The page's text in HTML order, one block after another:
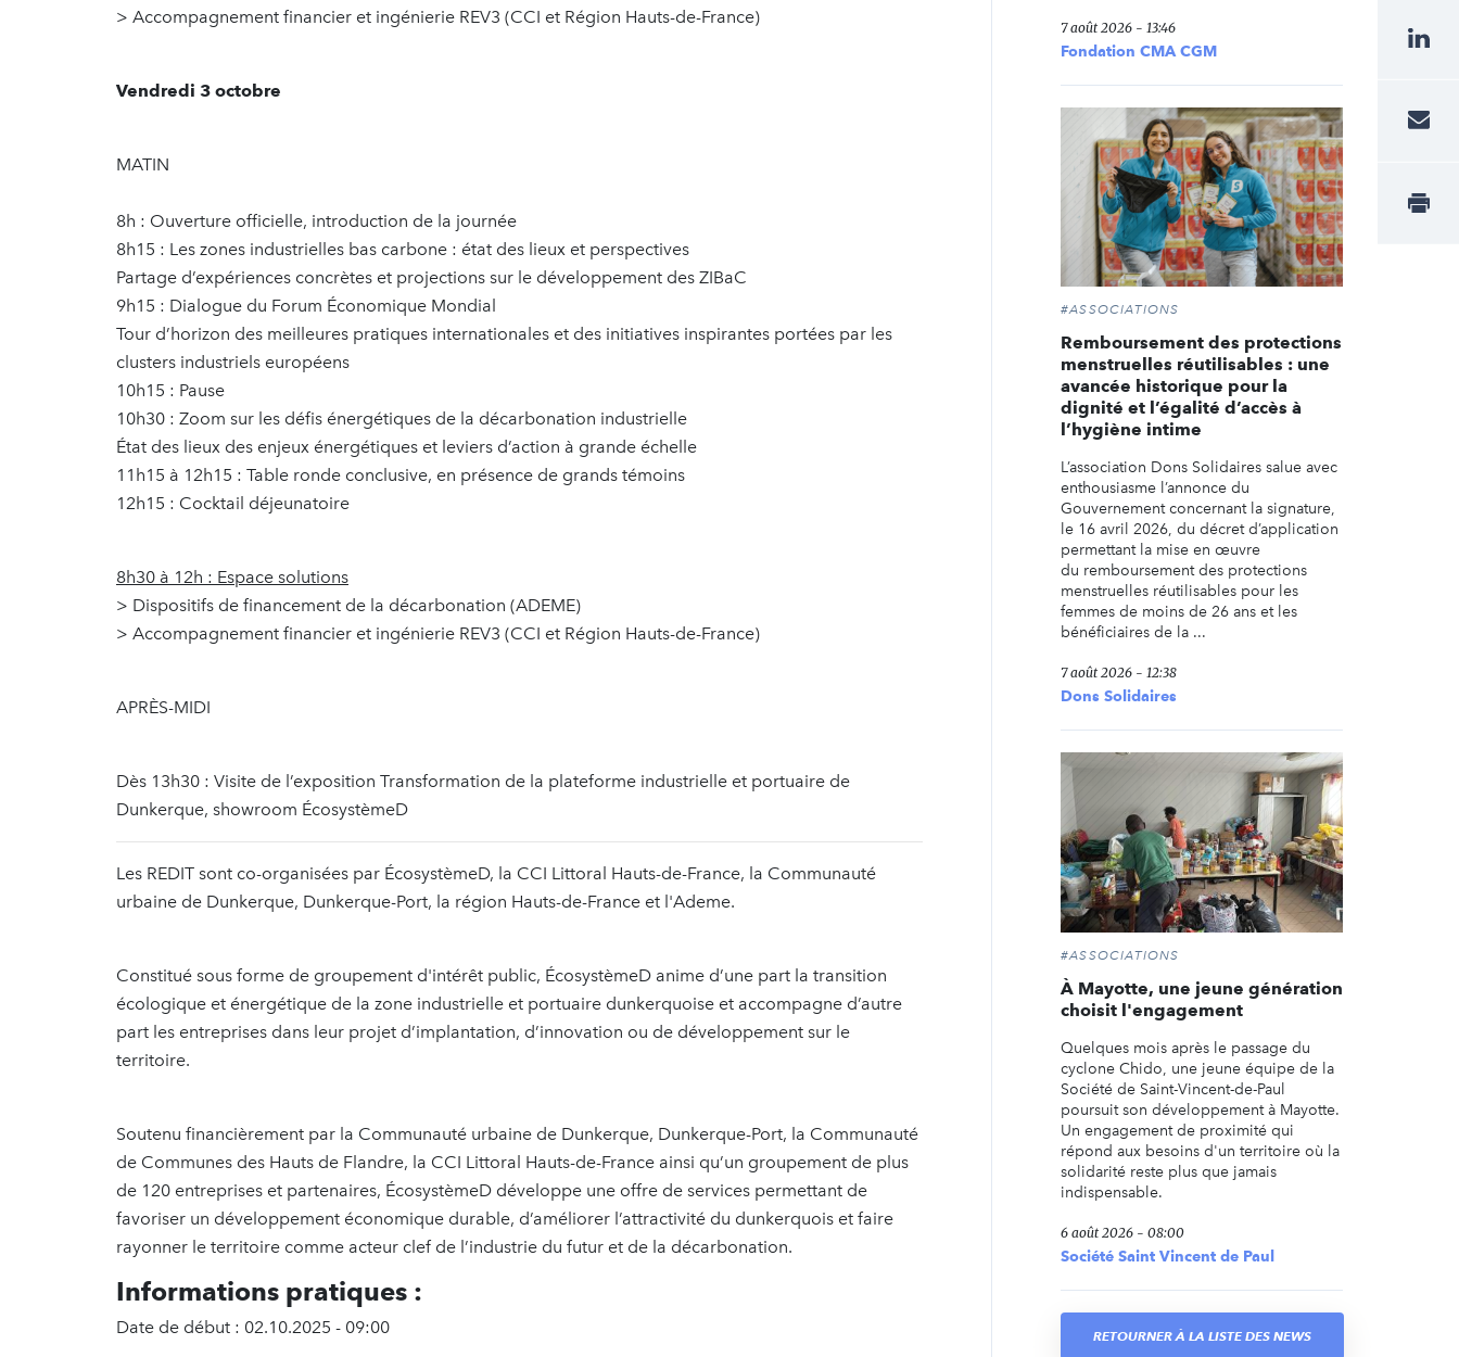
> Accompagnement financier et ingénierie REV3 (CCI et Région Hauts-de-France)
Vendredi 3 octobre
MATIN
8h : Ouverture officielle, introduction de la journée
8h15 : Les zones industrielles bas carbone : état des lieux et perspectives
Partage d’expériences concrètes et projections sur le développement des ZIBaC
9h15 : Dialogue du Forum Économique Mondial
Tour d’horizon des meilleures pratiques internationales et des initiatives inspirantes portées par les
clusters industriels européens
10h15 : Pause
10h30 : Zoom sur les défis énergétiques de la décarbonation industrielle
État des lieux des enjeux énergétiques et leviers d’action à grande échelle
11h15 à 12h15 : Table ronde conclusive, en présence de grands témoins
12h15 : Cocktail déjeunatoire
8h30 à 12h : Espace solutions
> Dispositifs de financement de la décarbonation (ADEME)
> Accompagnement financier et ingénierie REV3 (CCI et Région Hauts-de-France)
APRÈS-MIDI
Dès 13h30 : Visite de l’exposition Transformation de la plateforme industrielle et portuaire de
Dunkerque, showroom ÉcosystèmeD
Les REDIT sont co-organisées par ÉcosystèmeD, la CCI Littoral Hauts-de-France, la Communauté
urbaine de Dunkerque, Dunkerque-Port, la région Hauts-de-France et l'Ademe.
Constitué sous forme de groupement d'intérêt public, ÉcosystèmeD anime d’une part la transition
écologique et énergétique de la zone industrielle et portuaire dunkerquoise et accompagne d’autre
part les entreprises dans leur projet d’implantation, d’innovation ou de développement sur le
territoire.
Soutenu financièrement par la Communauté urbaine de Dunkerque, Dunkerque-Port, la Communauté
de Communes des Hauts de Flandre, la CCI Littoral Hauts-de-France ainsi qu’un groupement de plus
de 120 entreprises et partenaires, ÉcosystèmeD développe une offre de services permettant de
favoriser un développement économique durable, d’améliorer l’attractivité du dunkerquois et faire
rayonner le territoire comme acteur clef de l’industrie du futur et de la décarbonation.
Informations pratiques :
Date de début : 02.10.2025 - 09:00
7 août 2026 - 13:46
Fondation CMA CGM
#ASSOCIATIONS
Remboursement des protections
menstruelles réutilisables : une
avancée historique pour la
dignité et l’égalité d’accès à
l’hygiène intime
L’association Dons Solidaires salue avec
enthousiasme l’annonce du
Gouvernement concernant la signature,
le 16 avril 2026, du décret d’application
permettant la mise en œuvre
du remboursement des protections
menstruelles réutilisables pour les
femmes de moins de 26 ans et les
bénéficiaires de la ...
7 août 2026 - 12:38
Dons Solidaires
#ASSOCIATIONS
À Mayotte, une jeune génération
choisit l'engagement
Quelques mois après le passage du
cyclone Chido, une jeune équipe de la
Société de Saint-Vincent-de-Paul
poursuit son développement à Mayotte.
Un engagement de proximité qui
répond aux besoins d'un territoire où la
solidarité reste plus que jamais
indispensable.
6 août 2026 - 08:00
Société Saint Vincent de Paul
RETOURNER À LA LISTE DES NEWS